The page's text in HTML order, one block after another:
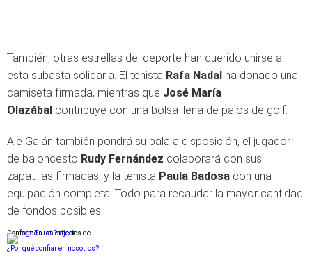
También, otras estrellas del deporte han querido unirse a
esta subasta solidaria. El tenista Rafa Nadal ha donado una
camiseta firmada, mientras que José María
Olazábal contribuye con una bolsa llena de palos de golf.
Ale Galán también pondrá su pala a disposición, el jugador
de baloncesto Rudy Fernández colaborará con sus
zapatillas firmadas, y la tenista Paula Badosa con una
equipación completa. Todo para recaudar la mayor cantidad
de fondos posibles.
Conforme a los criterios de
¿Por qué confiar en nosotros?